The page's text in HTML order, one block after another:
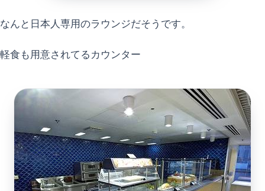
なんと日本人専用のラウンジだそうです。
軽食も用意されてるカウンター